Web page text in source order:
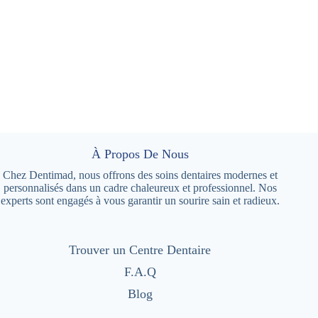
À Propos De Nous
Chez Dentimad, nous offrons des soins dentaires modernes et
personnalisés dans un cadre chaleureux et professionnel. Nos
experts sont engagés à vous garantir un sourire sain et radieux.
Trouver un Centre Dentaire
F.A.Q
Blog